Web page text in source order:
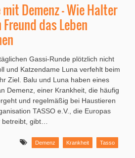
Demenz – Wie Halter
das Leben
Gassi-Runde plötzlich nicht
und Katzendame Luna verfehlt beim
Ziel. Balu und Luna haben eines
Demenz, einer Krankheit, die häufig
und regelmäßig bei Haustieren
TASSO e.V., die Europas
betreibt, gibt…
Demenz Krankheit Tasso